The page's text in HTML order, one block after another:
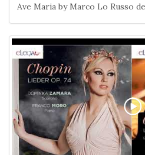
Ave Maria by Marco Lo Russo